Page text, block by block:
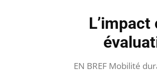
EN BREF Mobilité